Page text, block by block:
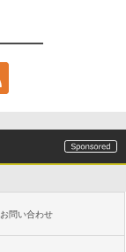
お問い合わせ